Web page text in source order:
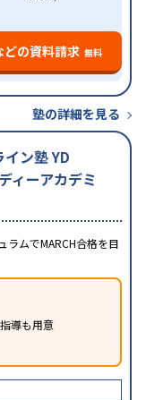
どの資料請求 無料
塾の詳細を見る
ン塾 YD
ィーアカデミ
ラムでMARCH合格を目
導も用意